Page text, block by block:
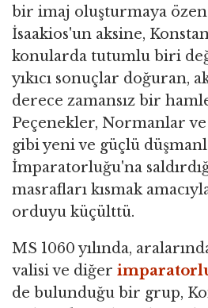
bir imaj oluşturmaya
İsaakios'un aksine,
konularda tutumlu biri
yıkıcı sonuçlar doğuran,
derece zamansız bir
Peçenekler, Normanlar
gibi yeni ve güçlü
İmparatorluğu'na
masrafları kısmak
orduyu küçülttü.
MS 1060 yılında,
valisi ve diğer
de bulunduğu bir grup,